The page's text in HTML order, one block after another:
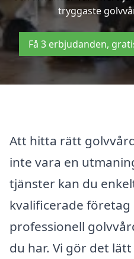
tryggaste
Få 3 erbjudanden,
Att hitta rätt
inte vara en
tjänster kan du
kvalificerade
professionell
du har. Vi gör det